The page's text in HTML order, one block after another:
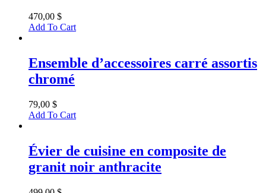
470,00 $
Add To Cart
Ensemble d’accessoires carré assortis
chromé
79,00 $
Add To Cart
Évier de cuisine en composite de
granit noir anthracite